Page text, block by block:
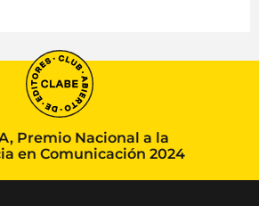
Premio Nacional a la
en Comunicación 2024